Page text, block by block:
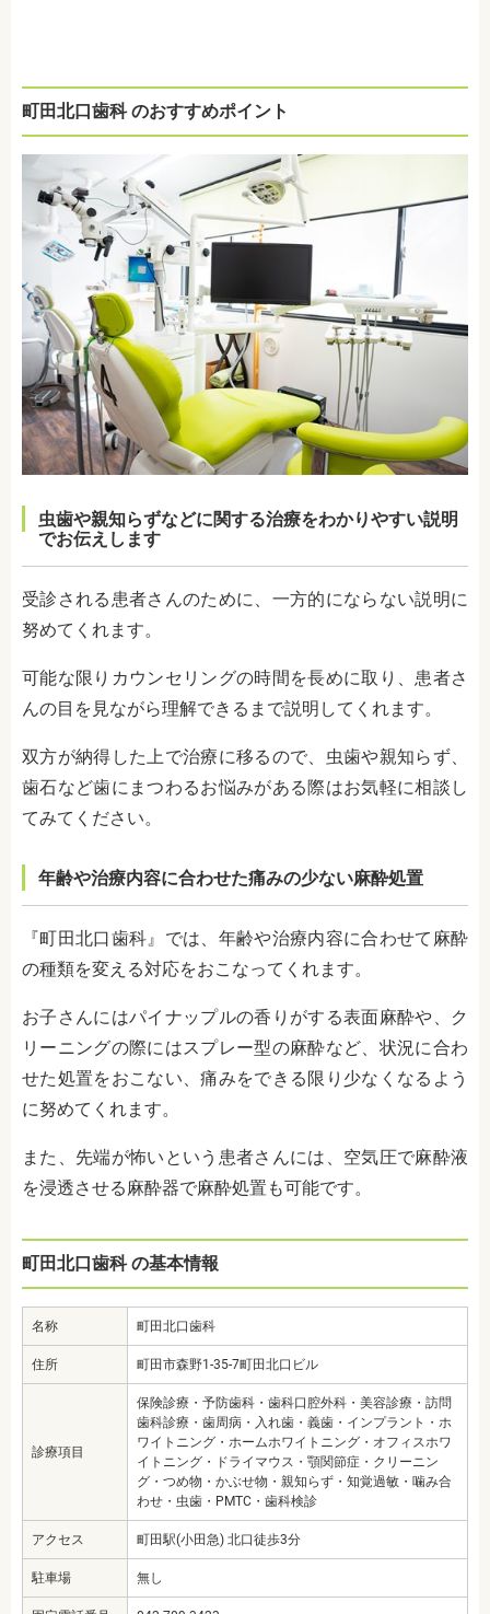
町田北口歯科 のおすすめポイント
虫歯や親知らずなどに関する治療をわかりやすい説明
でお伝えします
受診される患者さんのために、一方的にならない説明に
努めてくれます。
可能な限りカウンセリングの時間を長めに取り、患者さ
んの目を見ながら理解できるまで説明してくれます。
双方が納得した上で治療に移るので、虫歯や親知らず、
歯石など歯にまつわるお悩みがある際はお気軽に相談し
てみてください。
年齢や治療内容に合わせた痛みの少ない麻酔処置
『町田北口歯科』では、年齢や治療内容に合わせて麻酔
の種類を変える対応をおこなってくれます。
お子さんにはパイナップルの香りがする表面麻酔や、ク
リーニングの際にはスプレー型の麻酔など、状況に合わ
せた処置をおこない、痛みをできる限り少なくなるよう
に努めてくれます。
また、先端が怖いという患者さんには、空気圧で麻酔液
を浸透させる麻酔器で麻酔処置も可能です。
町田北口歯科 の基本情報
名称 町田北口歯科
住所 町田市森野1-35-7町田北口ビル
診療項目
保険診療・予防歯科・歯科口腔外科・美容診療・訪問
歯科診療・歯周病・入れ歯・義歯・インプラント・ホ
ワイトニング・ホームホワイトニング・オフィスホワ
イトニング・ドライマウス・顎関節症・クリーニン
グ・つめ物・かぶせ物・親知らず・知覚過敏・噛み合
わせ・虫歯・PMTC・歯科検診
アクセス 町田駅(小田急) 北口徒歩3分
駐車場 無し